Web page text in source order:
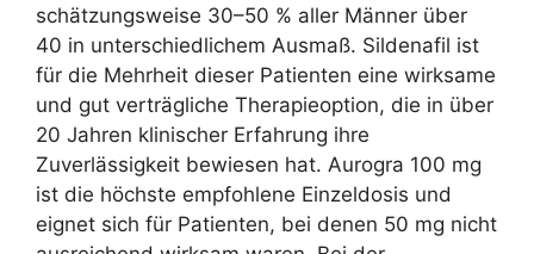
schätzungsweise 30–50 % aller Männer über
40 in unterschiedlichem Ausmaß. Sildenafil ist
für die Mehrheit dieser Patienten eine wirksame
und gut verträgliche Therapieoption, die in über
20 Jahren klinischer Erfahrung ihre
Zuverlässigkeit bewiesen hat. Aurogra 100 mg
ist die höchste empfohlene Einzeldosis und
eignet sich für Patienten, bei denen 50 mg nicht